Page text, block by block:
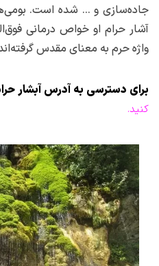
جاده‌سازی و … شده است.
آشار حرام او خواص درمانی
واژه حرم به معنای مقدس
برای دسترسی به آدرس آبشار
کنید.